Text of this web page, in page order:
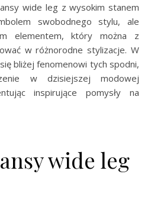
wide leg z wysokim stanem
swobodnego stylu, ale
elementem, który można z
w różnorodne stylizacje. W
bliżej fenomenowi tych spodni,
w dzisiejszej modowej
inspirujące pomysły na
wide leg